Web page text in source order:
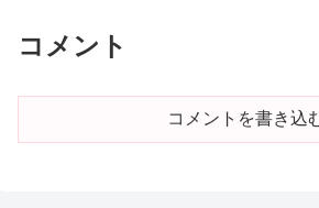
コメント
コメントを書き込